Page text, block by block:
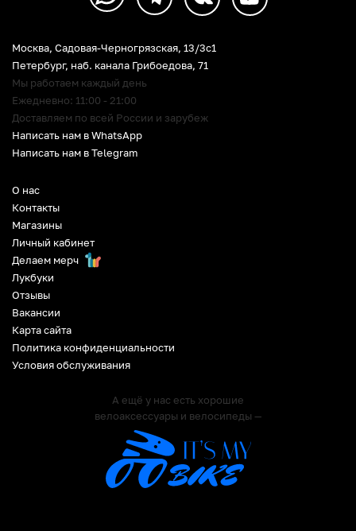
О нас
Контакты
Магазины
Личный кабинет
Делаем мерч
Лукбуки
Отзывы
Вакансии
Карта сайта
Политика конфиденциальности
Условия обслуживания
А ещё у нас есть хорошие
велоаксессуары и велосипеды —
Москва, Садовая-Черногрязская, 13/3c1
Петербург, наб. канала Грибоедова, 71
Мы работаем каждый день
Ежедневно: 11:00 - 21:00
Доставляем по всей России и зарубеж
Написать нам в WhatsApp
Написать нам в Telegram